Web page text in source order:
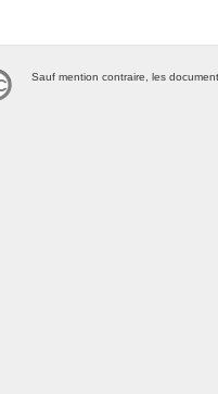
Sauf mention contraire, les